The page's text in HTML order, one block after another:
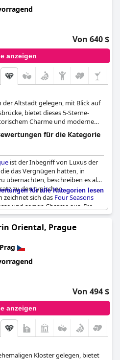
Von 640 $
anzeigen
der Altstadt gelegen, mit Blick auf
bietet dieses 5-Sterne-
Charme und modernem
Zimmer und Suiten, ein
Pool mit Blick auf die Prager
für die Kategorie
ist der Inbegriff von Luxus der
das Vergnügen hatten, in
übernachten, beschreiben es als
zu den typischen
zeichnet sich das Four Seasons
und seinen Charme aus. Die
Personal sorgen für
für die Gäste. Von der Minibar
nach Luxus. Es ist kein Wunder,
in Prag gilt. Einige Gäste äußern
Kosten für das Frühstück und
für das, was sie bekommen, zu
meinen, dass die Zimmer völlig
negativen
die während ihres Aufenthalts in
suchen.
für alle Kategorien lesen
Oriental, Prague
Prag
Von 494 $
anzeigen
Kloster gelegen, bietet